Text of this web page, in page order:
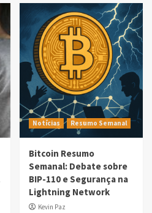
Notícias Resumo Semanal
Bitcoin Resumo
Semanal: Debate sobre
BIP-110 e Segurança na
Lightning Network
Kevin Paz